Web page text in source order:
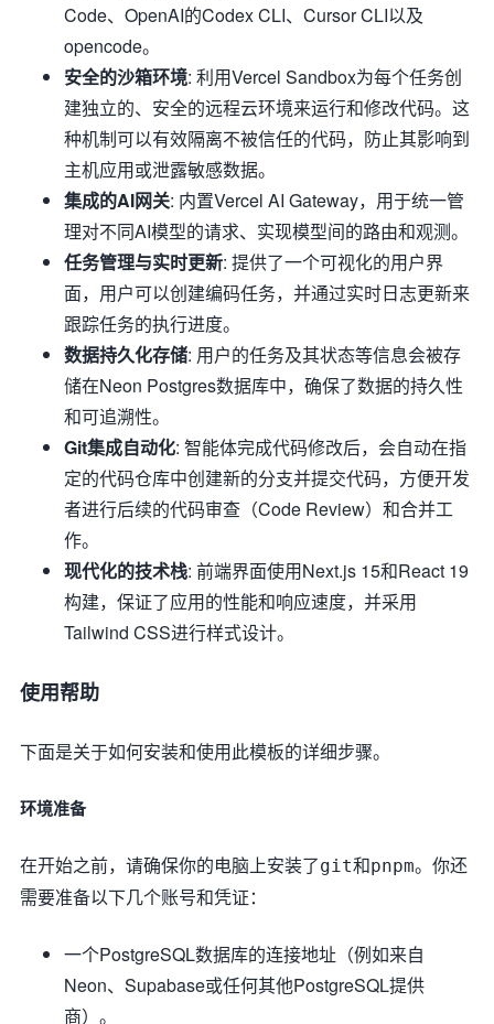
Code、OpenAI的Codex CLI、Cursor CLI以及
opencode。
安全的沙箱环境: 利用Vercel Sandbox为每个任务创
建独立的、安全的远程云环境来运行和修改代码。这
种机制可以有效隔离不被信任的代码，防止其影响到
主机应用或泄露敏感数据。
集成的AI网关: 内置Vercel AI Gateway，用于统一管
理对不同AI模型的请求、实现模型间的路由和观测。
任务管理与实时更新: 提供了一个可视化的用户界
面，用户可以创建编码任务，并通过实时日志更新来
跟踪任务的执行进度。
数据持久化存储: 用户的任务及其状态等信息会被存
储在Neon Postgres数据库中，确保了数据的持久性
和可追溯性。
Git集成自动化: 智能体完成代码修改后，会自动在指
定的代码仓库中创建新的分支并提交代码，方便开发
者进行后续的代码审查（Code Review）和合并工
作。
现代化的技术栈: 前端界面使用Next.js 15和React 19
构建，保证了应用的性能和响应速度，并采用
Tailwind CSS进行样式设计。
使用帮助
下面是关于如何安装和使用此模板的详细步骤。
环境准备
在开始之前，请确保你的电脑上安装了git和pnpm。你还
需要准备以下几个账号和凭证：
一个PostgreSQL数据库的连接地址（例如来自
Neon、Supabase或任何其他PostgreSQL提供
商）。